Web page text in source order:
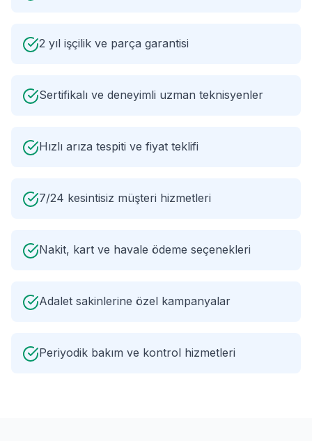
2 yıl işçilik ve parça garantisi
Sertifikalı ve deneyimli uzman teknisyenler
Hızlı arıza tespiti ve fiyat teklifi
7/24 kesintisiz müşteri hizmetleri
Nakit, kart ve havale ödeme seçenekleri
Adalet sakinlerine özel kampanyalar
Periyodik bakım ve kontrol hizmetleri